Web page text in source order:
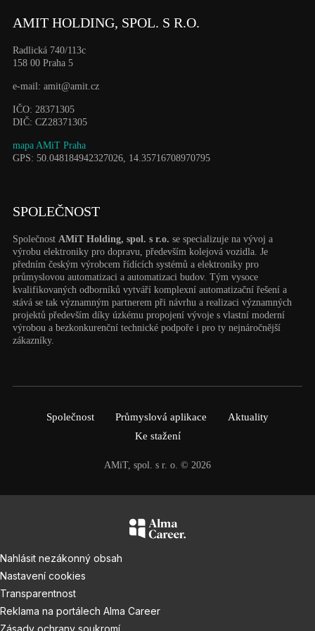
AMIT HOLDING, SPOL. S R.O.
Radlická 740/113c
158 00 Praha 5
e-mail: amit@amit.cz
IČO: 28371305
DIČ: CZ28371305
mapa AMiT Praha
GPS: 50.048184942327026, 14.35716708970795
SPOLEČNOST
Společnost AMiT Holding, spol. s r.o. se specializuje na vývoj a
výrobu elektroniky pro dopravu, především kolejová vozidla. Je
předním českým výrobcem řídících systémů a elektroniky pro
průmyslovou automatizaci a automatizaci budov. Tým vysoce
kvalifikovaných odborníků vytváří komplexní automatizační řešení a
stává se tak významným partnerem při návrhu a realizaci významných
projektů především díky úzkému propojení vývoje s vlastní moderní
výrobou a bezkonkurenční technické podpoře i pro ty nejnáročnější
zákazníky.
Společnost Průmyslová aplikace
Aktuality
Ke stažení
AMiT, spol. s r. o. © 2026
Nahlásit nezákonný obsah
Nastavení cookies
Transparentnost
Reklama na portálech Alma Career
Zásady ochrany soukromí